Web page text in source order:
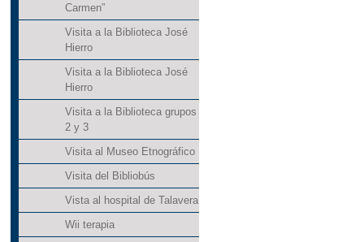
Carmen”
Visita a la Biblioteca José
Hierro
Visita a la Biblioteca José
Hierro
Visita a la Biblioteca grupos
2 y 3
Visita al Museo Etnográfico
Visita del Bibliobús
Vista al hospital de Talavera
Wii terapia